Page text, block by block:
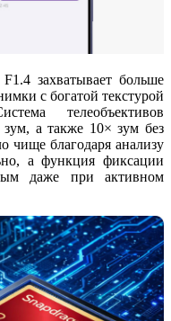
захватывает больше
с богатой текстурой
телеобъективов
а также 10× зум без
чище благодаря анализу
а функция фиксации
даже при активном